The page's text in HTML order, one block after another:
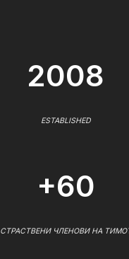
2008
ESTABLISHED
+60
СТРАСТВЕНИ ЧЛЕНОВИ НА